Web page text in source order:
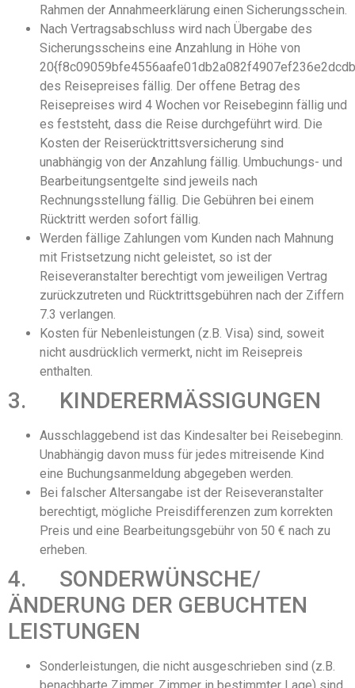
Rahmen der Annahmeerklärung einen Sicherungsschein.
Nach Vertragsabschluss wird nach Übergabe des
Sicherungsscheins eine Anzahlung in Höhe von
des Reisepreises fällig. Der offene Betrag des
Reisepreises wird 4 Wochen vor Reisebeginn fällig und
es feststeht, dass die Reise durchgeführt wird. Die
Kosten der Reiserücktrittsversicherung sind
unabhängig von der Anzahlung fällig. Umbuchungs- und
Bearbeitungsentgelte sind jeweils nach
Rechnungsstellung fällig. Die Gebühren bei einem
Rücktritt werden sofort fällig.
Werden fällige Zahlungen vom Kunden nach Mahnung
mit Fristsetzung nicht geleistet, so ist der
Reiseveranstalter berechtigt vom jeweiligen Vertrag
zurückzutreten und Rücktrittsgebühren nach der Ziffern
7.3 verlangen.
Kosten für Nebenleistungen (z.B. Visa) sind, soweit
nicht ausdrücklich vermerkt, nicht im Reisepreis
enthalten.
3. KINDERERMÄSSIGUNGEN
Ausschlaggebend ist das Kindesalter bei Reisebeginn.
Unabhängig davon muss für jedes mitreisende Kind
eine Buchungsanmeldung abgegeben werden.
Bei falscher Altersangabe ist der Reiseveranstalter
berechtigt, mögliche Preisdifferenzen zum korrekten
Preis und eine Bearbeitungsgebühr von 50 € nach zu
erheben.
4. SONDERWÜNSCHE/
ÄNDERUNG DER GEBUCHTEN
LEISTUNGEN
Sonderleistungen, die nicht ausgeschrieben sind (z.B.